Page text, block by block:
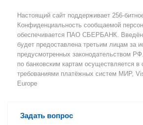
Настоящий сайт поддерживает 256-
Конфиденциальность сообщаемой
обеспечивается ПАО СБЕРБАНК.
будет предоставлена третьим лицам за
предусмотренных законодательством
по банковским картам осуществляется в
требованиями платёжных систем МИР,
Europe
Задать вопрос